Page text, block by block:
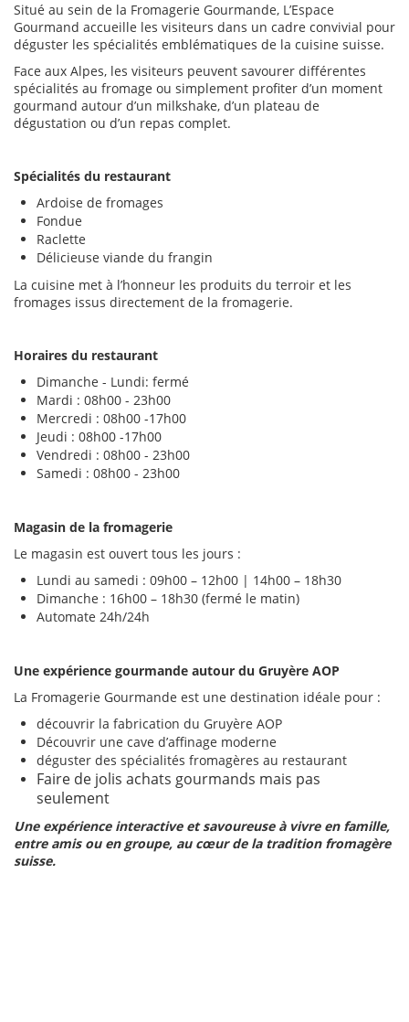
Situé au sein de la Fromagerie Gourmande, L’Espace
Gourmand accueille les visiteurs dans un cadre convivial pour
déguster les spécialités emblématiques de la cuisine suisse.
Face aux Alpes, les visiteurs peuvent savourer différentes
spécialités au fromage ou simplement profiter d’un moment
gourmand autour d’un milkshake, d’un plateau de
dégustation ou d’un repas complet.
Spécialités du restaurant
Ardoise de fromages
Fondue
Raclette
Délicieuse viande du frangin
La cuisine met à l’honneur les produits du terroir et les
fromages issus directement de la fromagerie.
Horaires du restaurant
Dimanche - Lundi: fermé
Mardi : 08h00 - 23h00
Mercredi : 08h00 -17h00
Jeudi : 08h00 -17h00
Vendredi : 08h00 - 23h00
Samedi : 08h00 - 23h00
Magasin de la fromagerie
Le magasin est ouvert tous les jours :
Lundi au samedi : 09h00 – 12h00 | 14h00 – 18h30
Dimanche : 16h00 – 18h30 (fermé le matin)
Automate 24h/24h
Une expérience gourmande autour du Gruyère AOP
La Fromagerie Gourmande est une destination idéale pour :
découvrir la fabrication du Gruyère AOP
Découvrir une cave d’affinage moderne
déguster des spécialités fromagères au restaurant
Faire de jolis achats gourmands mais pas
seulement
Une expérience interactive et savoureuse à vivre en famille,
entre amis ou en groupe, au cœur de la tradition fromagère
suisse.